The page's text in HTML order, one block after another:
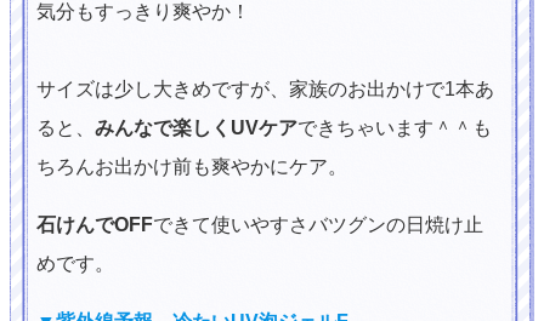
気分もすっきり爽やか！
サイズは少し大きめですが、家族のお出かけで1本あ
ると、 みんなで楽しくUVケアできちゃいます＾＾も
ちろんお出かけ前も爽やかにケア。
石けんでOFFできて使いやすさバツグンの日焼け止
めです。